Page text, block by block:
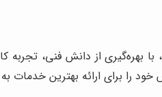
از دانش فنی،
برای ارائه بهترین خدمات